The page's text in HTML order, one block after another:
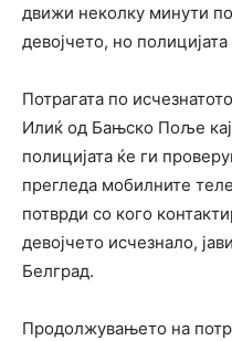
движи неколку минути
девојчето, но
Потрагата по
Илиќ од Бањско Поље
полицијата ќе ги
прегледа мобилните
потврди со кого
девојчето исчезнало,
Белград.
Продолжувањето на